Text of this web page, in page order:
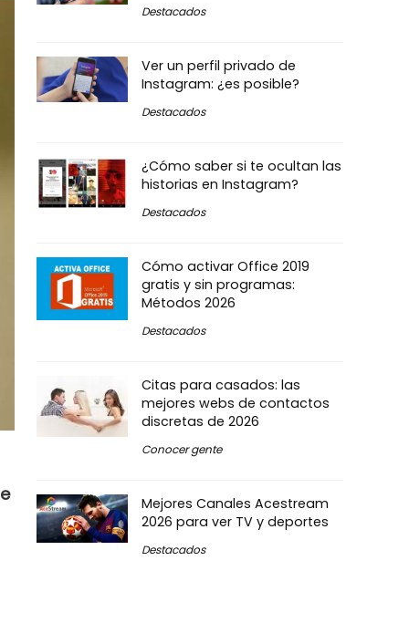
Destacados
Ver un perfil privado de
Instagram: ¿es posible?
Destacados
¿Cómo saber si te ocultan las
historias en Instagram?
Destacados
Cómo activar Office 2019
gratis y sin programas:
Métodos 2026
Destacados
Citas para casados: las
mejores webs de contactos
discretas de 2026
Conocer gente
Mejores Canales Acestream
2026 para ver TV y deportes
Destacados